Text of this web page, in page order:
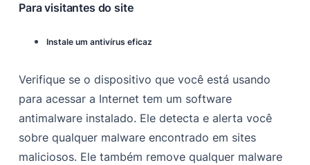
Para visitantes do site
Instale um antivírus eficaz
Verifique se o dispositivo que você está usando
para acessar a Internet tem um software
antimalware instalado. Ele detecta e alerta você
sobre qualquer malware encontrado em sites
maliciosos. Ele também remove qualquer malware